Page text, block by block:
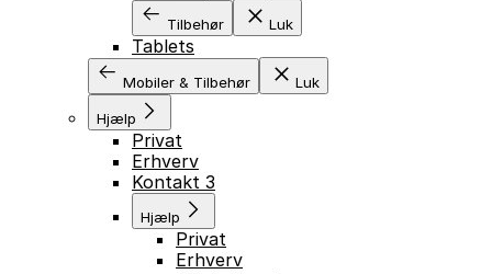
Tilbehør Luk
Tablets
Mobiler & Tilbehør Luk
Hjælp
Privat
Erhverv
Kontakt 3
Hjælp
Privat
Erhverv